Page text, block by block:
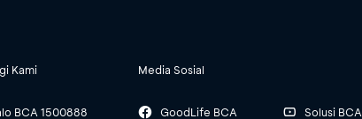
Kami
BCA 1500888
Media Sosial
GoodLife BCA Solusi BCA